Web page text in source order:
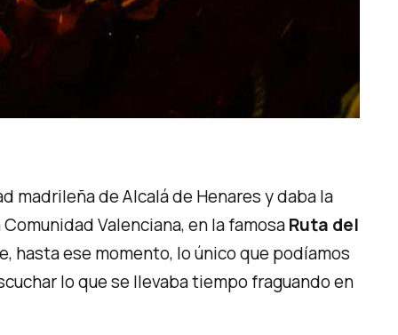
madrileña de Alcalá de Henares y daba la
Valenciana, en la famosaRuta del
hasta ese momento, lo único que podíamos
lo que se llevaba tiempo fraguando en